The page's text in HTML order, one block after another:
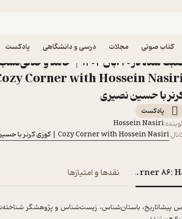
کتاب صوتی مجلات درسی و دانشگاهی پادکست
ضبط شده در ۲۰ آبان ۱۴۰۴ | حامد
با حسین نصیری
پادکست‌
:
Hossein Nasiri
:Cozy Corner with Hossein Nasiri | کوزی کرنر با حسین نصیری
نقدها و امتیازها
پیشاتاریخ، باستان‌شناس، زیست‌شناس و پژوهشگر